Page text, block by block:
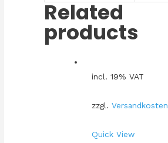
Related
products
incl. 19% VAT
zzgl. Versandkosten
Quick View